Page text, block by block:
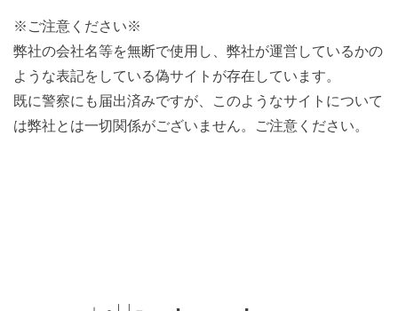
※ご注意ください※
弊社の会社名等を無断で使用し、弊社が運営しているかの
ような表記をしている偽サイトが存在しています。
既に警察にも届出済みですが、このようなサイトについて
は弊社とは一切関係がございません。ご注意ください。